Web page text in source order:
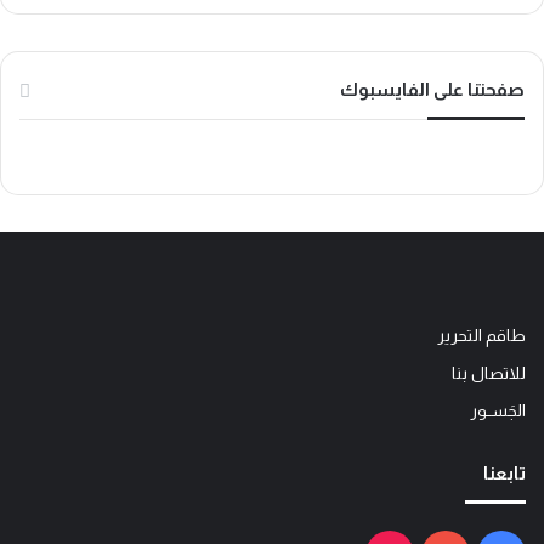
ك
ب
o
k
صفحتنا على الفايسبوك
طاقم التحرير
للاتصال بنا
الجَســور
تابعنا